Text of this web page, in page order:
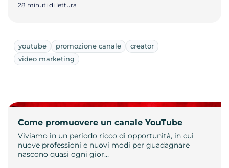
28 minuti di lettura
youtube promozione canale
creator
video marketing
Come promuovere un canale YouTube
Viviamo in un periodo ricco di opportunità, in cui
nuove professioni e nuovi modi per guadagnare
nascono quasi ogni gior…